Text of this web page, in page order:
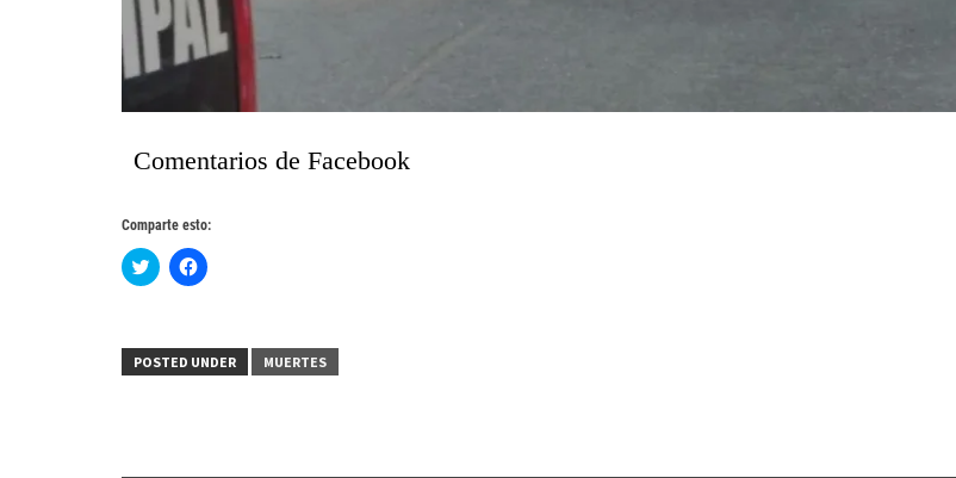
Comentarios de Facebook
Comparte esto:
Haz
clic
(Se
abre
Haz
clic
(Se
abre
POSTED UNDER MUERTES